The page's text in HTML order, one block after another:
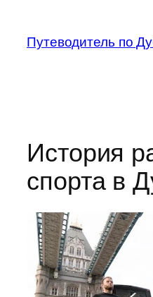
содержимому
Путеводитель по
История
спорта в